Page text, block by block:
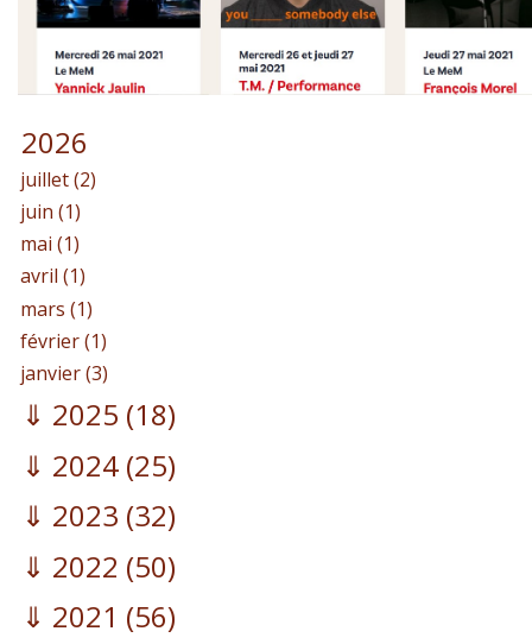
2026
juillet (2)
juin (1)
mai (1)
avril (1)
mars (1)
février (1)
janvier (3)
2025 (18)
2024 (25)
2023 (32)
2022 (50)
2021 (56)